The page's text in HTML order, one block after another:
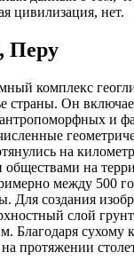
цивилизация, нет.
Перу
комплекс
страны. Он
и
на
обществами на
между 500
Для создания
слой
Благодаря сухому
протяжении